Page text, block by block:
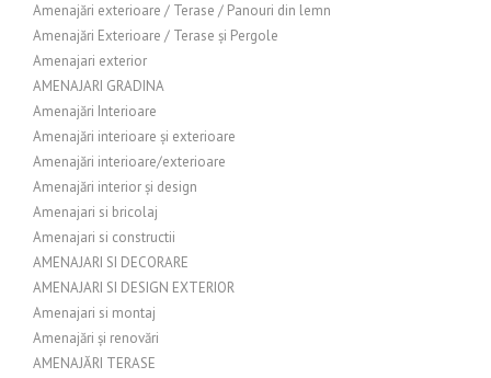
Amenajări exterioare / Terase / Panouri din lemn
Amenajări Exterioare / Terase și Pergole
Amenajari exterior
AMENAJARI GRADINA
Amenajări Interioare
Amenajări interioare și exterioare
Amenajări interioare/exterioare
Amenajări interior și design
Amenajari si bricolaj
Amenajari si constructii
AMENAJARI SI DECORARE
AMENAJARI SI DESIGN EXTERIOR
Amenajari si montaj
Amenajări și renovări
AMENAJĂRI TERASE